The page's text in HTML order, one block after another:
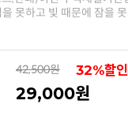
42,500원 32%할인
29,000원